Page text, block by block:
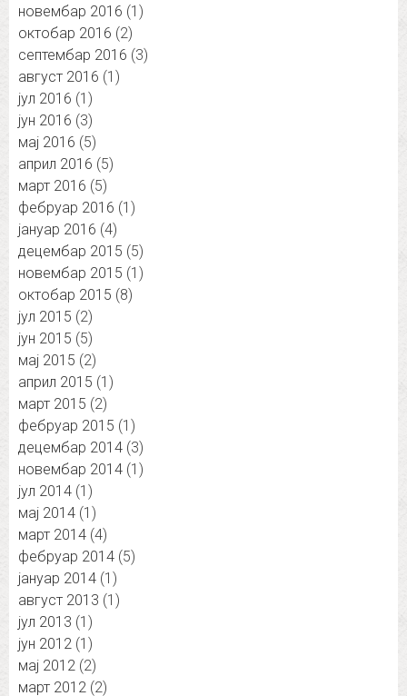
новембар 2016 (1)
октобар 2016 (2)
септембар 2016 (3)
август 2016 (1)
јул 2016 (1)
јун 2016 (3)
мај 2016 (5)
април 2016 (5)
март 2016 (5)
фебруар 2016 (1)
јануар 2016 (4)
децембар 2015 (5)
новембар 2015 (1)
октобар 2015 (8)
јул 2015 (2)
јун 2015 (5)
мај 2015 (2)
април 2015 (1)
март 2015 (2)
фебруар 2015 (1)
децембар 2014 (3)
новембар 2014 (1)
јул 2014 (1)
мај 2014 (1)
март 2014 (4)
фебруар 2014 (5)
јануар 2014 (1)
август 2013 (1)
јул 2013 (1)
јун 2012 (1)
мај 2012 (2)
март 2012 (2)